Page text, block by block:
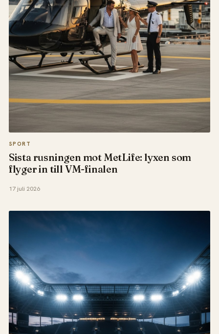
SPORT
Sista rusningen mot MetLife: lyxen som
flyger in till VM-finalen
17 juli 2026